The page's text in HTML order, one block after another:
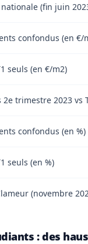
(fin juin
confondus (en €/
seuls (en €/m2)
2e trimestre 2023 vs
confondus (en %)
seuls (en %)
(novembre
: des